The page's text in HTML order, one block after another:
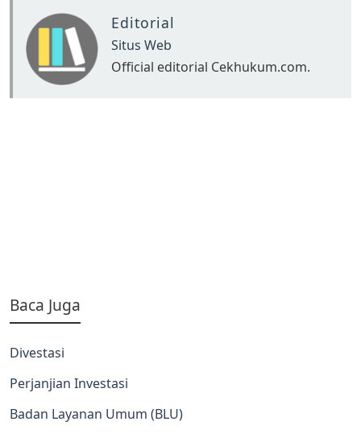
Editorial
Situs Web
Official editorial Cekhukum.com.
Baca Juga
Divestasi
Perjanjian Investasi
Badan Layanan Umum (BLU)